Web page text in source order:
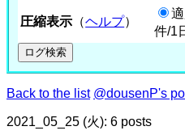
圧縮表示 （ヘルプ）
件/1
Back to the list @dousenP's
2021_05_25 (火): 6 posts